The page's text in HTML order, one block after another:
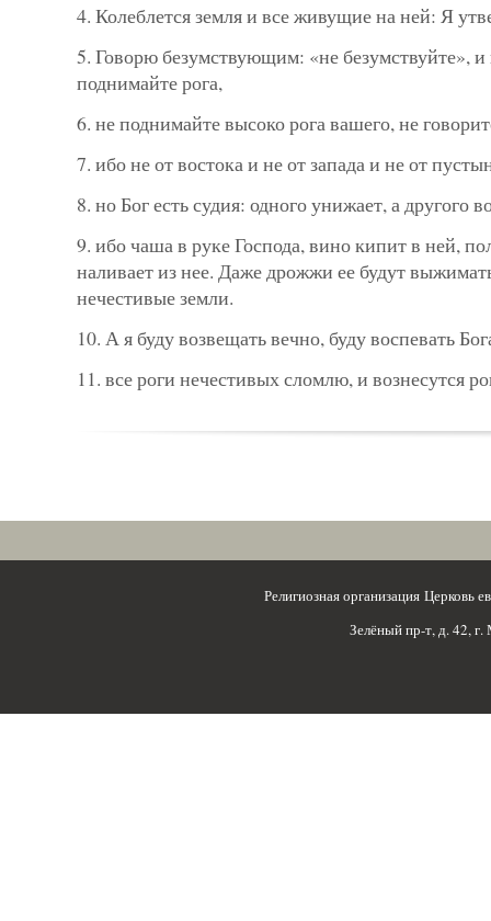
4. Колеблется земля и все живущие на ней: Я
5. Говорю безумствующим: «не безумствуйте»,
поднимайте рога,
6. не поднимайте высоко рога вашего, не
7. ибо не от востока и не от запада и не от
8. но Бог есть судия: одного унижает, а другого
9. ибо чаша в руке Господа, вино кипит в ней,
наливает из нее. Даже дрожжи ее будут
нечестивые земли.
10. А я буду возвещать вечно, буду воспевать
11. все роги нечестивых сломлю, и вознесутся
Религиозная организация
Зелёный пр-т, д. 42,